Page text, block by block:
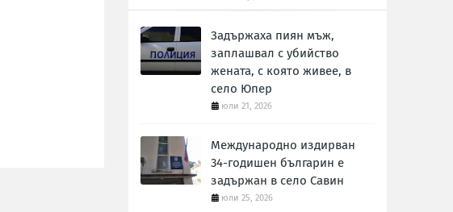
Задържаха пиян мъж,
заплашвал с убийство
жената, с която живее, в
село Юпер
юли 21, 2026
Международно издирван
34-годишен българин е
задържан в село Савин
юли 25, 2026